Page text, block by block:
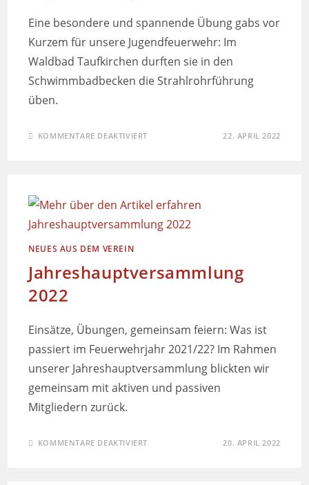
Eine besondere und spannende Übung gabs vor
Kurzem für unsere Jugendfeuerwehr: Im
Waldbad Taufkirchen durften sie in den
Schwimmbadbecken die Strahlrohrführung
üben.
KOMMENTARE DEAKTIVIERT 22. APRIL 2022
NEUES AUS DEM VEREIN
Jahreshauptversammlung
2022
Einsätze, Übungen, gemeinsam feiern: Was ist
passiert im Feuerwehrjahr 2021/22? Im Rahmen
unserer Jahreshauptversammlung blickten wir
gemeinsam mit aktiven und passiven
Mitgliedern zurück.
KOMMENTARE DEAKTIVIERT 20. APRIL 2022